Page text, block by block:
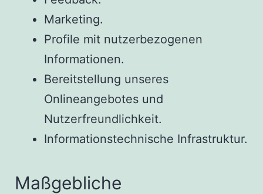
Marketing.
Profile mit nutzerbezogenen
Informationen.
Bereitstellung unseres
Onlineangebotes und
Nutzerfreundlichkeit.
Informationstechnische Infrastruktur.
Maßgebliche